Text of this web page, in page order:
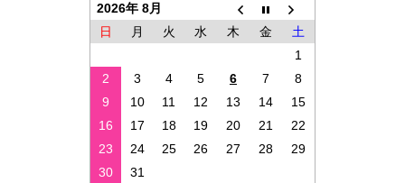
2026年 8月
日
月 火 水 木 金
土
1
2
3 4 5 6 7
8
9
10 11 12 13 14
15
16
17 18 19 20 21
22
23
24 25 26 27 28
29
30
31